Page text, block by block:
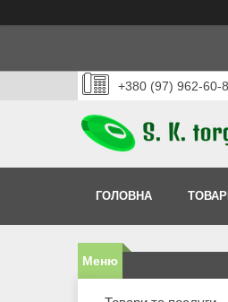
+380 (97) 962-60-
ГОЛОВНА